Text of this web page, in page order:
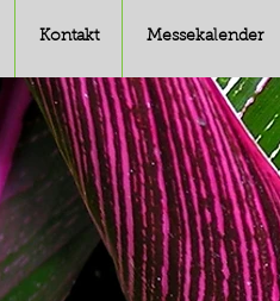
Kontakt Messekalender